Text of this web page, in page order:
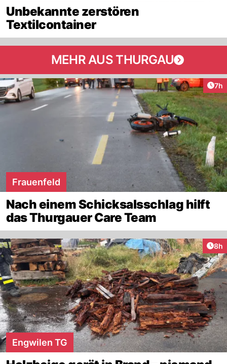
Unbekannte zerstören
Textilcontainer
MEHR AUS THURGAU
7h
Frauenfeld
Nach einem Schicksalsschlag hilft
das Thurgauer Care Team
8h
Engwilen TG